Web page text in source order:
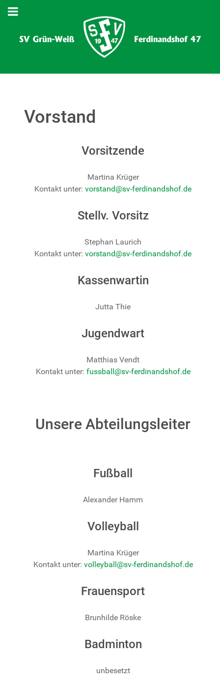
Vorstand
Vorsitzende
Martina Krüger
Kontakt unter: vorstand@sv-ferdinandshof.de
Stellv. Vorsitz
Stephan Laurich
Kontakt unter: vorstand@sv-ferdinandshof.de
Kassenwartin
Jutta Thie
Jugendwart
Matthias Vendt
Kontakt unter: fussball@sv-ferdinandshof.de
Unsere Abteilungsleiter
Fußball
Alexander Hamm
Volleyball
Martina Krüger
Kontakt unter: volleyball@sv-ferdinandshof.de
Frauensport
Brunhilde Röske
Badminton
unbesetzt